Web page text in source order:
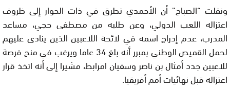
ونقلت “الصباح” أن الأحمدي تطرق في ذات الحوار إلى ظروف
اعتزاله اللعب الدولي، وعن طلبه من مصطفى حجي، مساعد
المدرب، عدم إدراج اسمه في لائحة اللاعبين الذين ينادى عليهم
لحمل القميص الوطني بمبرر أنه بلغ 34 عاما ويرغب في منح فرصة
للاعبين جدد أمثال بن ناصر وسفيان امرابط، مشيرا إلى أنه اتخذ قرار
اعتزاله قبل نهائيات أمم أفريقيا.